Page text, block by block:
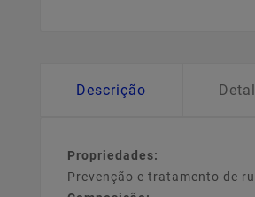
Descrição
Propriedades:
Prevenção e tratamento de